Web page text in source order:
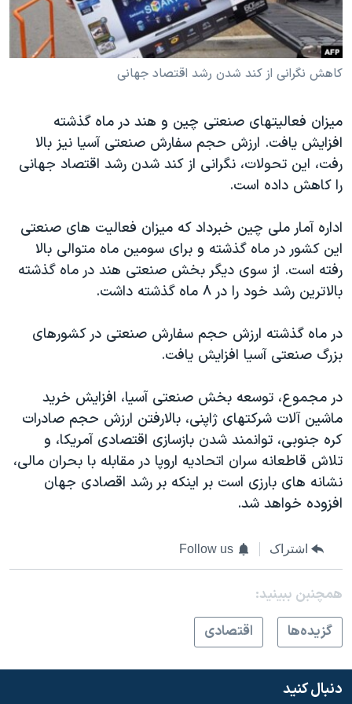
فرهنگ و زندگی
حقوق شهروندی
اقتصادی
اسرائیل در جنگ
گالری عکس
آرشیو پخش زنده
مستندها
انتخابات ریاست جمهوری آمریکا ۲۰۲۴
حمله جمهوری اسلامی به اسرائیل
ورزش زنان در ایران
اعتراضات زن، زندگی، آزادی
مجموعه مستندهای دادخواهی
دادگاه حمید نوری
چهل سال گروگان‌گیری
قانون شفافیت دارائی کادر رهبری ایران
اعتراضات مردمی آبان ۹۸
اسرائیل در جنگ
همایش محافظه‌کاران آمریکا «سی‌پک»
صفحه‌های ویژه
سفر پرزیدنت ترامپ به چین
دنبال کنید
زبانهای مختلف
کاهش نگرانی از کند شدن رشد اقتصاد جهانی
ميزان فعاليتهای صنعتی چين و هند در ماه گذشته
افزايش يافت. ارزش حجم سفارش صنعتی آسيا نيز بالا
رفت، اين تحولات، نگرانی از کند شدن رشد اقتصاد جهانی
را کاهش داده است.
اداره آمار ملی چين خبرداد که ميزان فعاليت های صنعتی
اين کشور در ماه گذشته و برای سومين ماه متوالی بالا
رفته است. از سوی ديگر بخش صنعتی هند در ماه گذشته
بالاترين رشد خود را در ۸ ماه گذشته داشت.
در ماه گذشته ارزش حجم سفارش صنعتی در کشورهای
بزرگ صنعتی آسيا افزايش يافت.
در مجموع، توسعه بخش صنعتی آسيا، افزايش خريد
ماشين آلات شرکتهای ژاپنی، بالارفتن ارزش حجم صادرات
کره جنوبی، توانمند شدن بازسازی اقتصادی آمريکا، و
تلاش قاطعانه سران اتحاديه اروپا در مقابله با بحران مالی،
نشانه های بارزی است بر اينکه بر رشد اقصادی جهان
افزوده خواهد شد.
اشتراک Follow us
همچنبن ببینید:
گزيده‌ها
اقتصادی
دنبال کنید